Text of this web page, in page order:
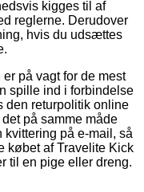
kigges til af
reglerne. Derudover
hvis du udsættes
på vagt for de mest
spille ind i forbindelse
den returpolitik online
på samme måde
kvittering på e-mail, så
købet af Travelite Kick
til en pige eller dreng.